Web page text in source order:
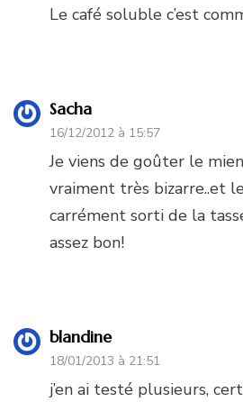
Le café soluble c’est
Sacha
16/12/2012 à 15:57
Je viens de goûter le
vraiment très bizarre..et
carrément sorti de la
assez bon!
blandine
18/01/2013 à 21:51
j’en ai testé plusieurs,